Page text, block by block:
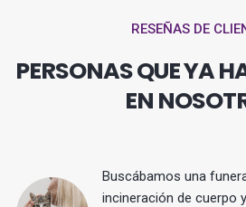
RESEÑAS DE
PERSONAS QUE YA
EN
Buscábamos una
incineración de cuerpo